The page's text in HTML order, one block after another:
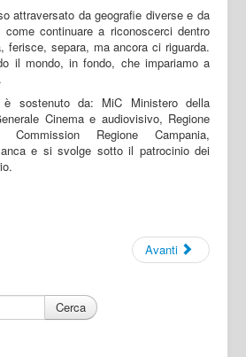
attraversato da geografie diverse e da
continuare a riconoscerci dentro
ferisce, separa, ma ancora ci riguarda.
il mondo, in fondo, che impariamo a
sostenuto da: MiC Ministero della
Cinema e audiovisivo, Regione
Regione Campania,
e si svolge sotto il patrocinio dei
Avanti
Cerca